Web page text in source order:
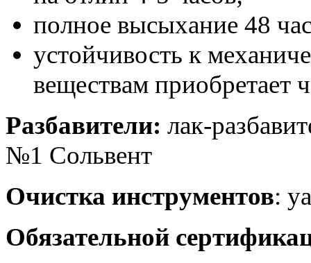
полное высыхание 48
устойчивость к
веществам приобретает
Разбавители: лак-
№1 Сольвент
Очистка инструментов:
Обязательной